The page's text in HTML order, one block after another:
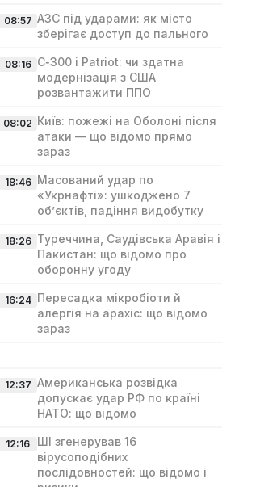
08:57 АЗС під ударами: як місто
зберігає доступ до пального
08:16 С‑300 і Patriot: чи здатна
модернізація з США
розвантажити ППО
08:02 Київ: пожежі на Оболоні після
атаки — що відомо прямо
зараз
18:46 Масований удар по
«Укрнафті»: ушкоджено 7
об’єктів, падіння видобутку
18:26 Туреччина, Саудівська Аравія і
Пакистан: що відомо про
оборонну угоду
16:24 Пересадка мікробіоти й
алергія на арахіс: що відомо
зараз
12:37 Американська розвідка
допускає удар РФ по країні
НАТО: що відомо
12:16
ШІ згенерував 16
вірусоподібних
послідовностей: що відомо і